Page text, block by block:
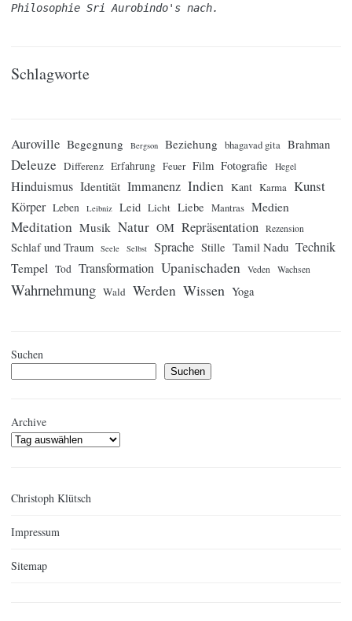
Philosophie Sri Aurobindo's nach.
Schlagworte
Auroville Begegnung Bergson Beziehung bhagavad gita Brahman
Deleuze Differenz Erfahrung Feuer Film Fotografie Hegel
Hinduismus Identität Immanenz Indien Kant Karma Kunst
Körper Leben Leibniz Leid Licht Liebe Mantras Medien
Meditation Musik Natur OM Repräsentation Rezension
Schlaf und Traum Seele Selbst Sprache Stille Tamil Nadu Technik
Tempel Tod Transformation Upanischaden Veden Wachsen
Wahrnehmung Wald Werden Wissen Yoga
Suchen
Suchen
Archive
Christoph Klütsch
Impressum
Sitemap